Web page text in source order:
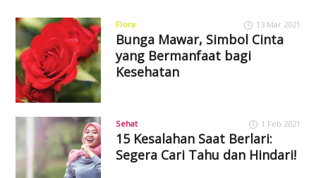
Flora 13 Mar 2021
Bunga Mawar, Simbol Cinta
yang Bermanfaat bagi
Kesehatan
Sehat 1 Feb 2021
15 Kesalahan Saat Berlari:
Segera Cari Tahu dan Hindari!